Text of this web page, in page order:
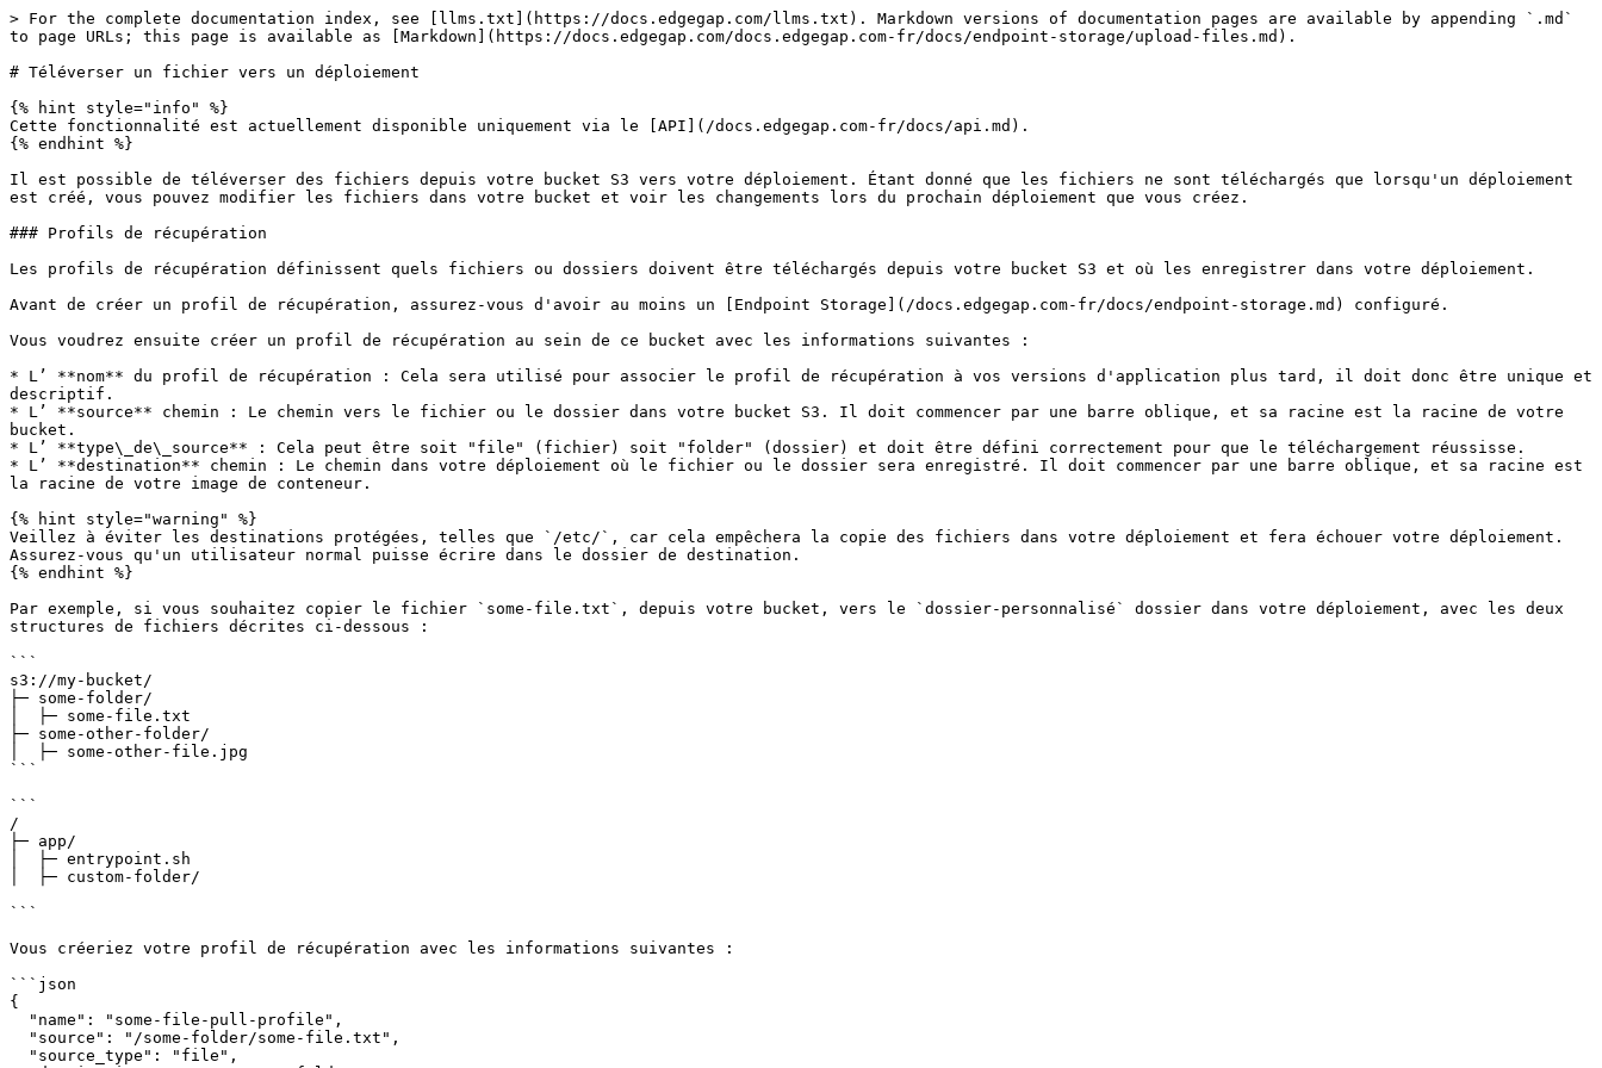
> For the complete documentation index, see [llms.txt](https://docs.edgegap.com/llms.txt). Markdown versions of documentation pages are available by appending `.md`
to page URLs; this page is available as [Markdown](https://docs.edgegap.com/docs.edgegap.com-fr/docs/endpoint-storage/upload-files.md).
# Téléverser un fichier vers un déploiement
{% hint style="info" %}
Cette fonctionnalité est actuellement disponible uniquement via le [API](/docs.edgegap.com-fr/docs/api.md).
{% endhint %}
Il est possible de téléverser des fichiers depuis votre bucket S3 vers votre déploiement. Étant donné que les fichiers ne sont téléchargés que lorsqu'un déploiement
est créé, vous pouvez modifier les fichiers dans votre bucket et voir les changements lors du prochain déploiement que vous créez.
### Profils de récupération
Les profils de récupération définissent quels fichiers ou dossiers doivent être téléchargés depuis votre bucket S3 et où les enregistrer dans votre déploiement.
Avant de créer un profil de récupération, assurez-vous d'avoir au moins un [Endpoint Storage](/docs.edgegap.com-fr/docs/endpoint-storage.md) configuré.
Vous voudrez ensuite créer un profil de récupération au sein de ce bucket avec les informations suivantes :
* L’ **nom** du profil de récupération : Cela sera utilisé pour associer le profil de récupération à vos versions d'application plus tard, il doit donc être unique et
descriptif.
* L’ **source** chemin : Le chemin vers le fichier ou le dossier dans votre bucket S3. Il doit commencer par une barre oblique, et sa racine est la racine de votre
bucket.
* L’ **type\_de\_source** : Cela peut être soit "file" (fichier) soit "folder" (dossier) et doit être défini correctement pour que le téléchargement réussisse.
* L’ **destination** chemin : Le chemin dans votre déploiement où le fichier ou le dossier sera enregistré. Il doit commencer par une barre oblique, et sa racine est
la racine de votre image de conteneur.
{% hint style="warning" %}
Veillez à éviter les destinations protégées, telles que `/etc/`, car cela empêchera la copie des fichiers dans votre déploiement et fera échouer votre déploiement.
Assurez-vous qu'un utilisateur normal puisse écrire dans le dossier de destination.
{% endhint %}
Par exemple, si vous souhaitez copier le fichier `some-file.txt`, depuis votre bucket, vers le `dossier-personnalisé` dossier dans votre déploiement, avec les deux
structures de fichiers décrites ci-dessous :
```
s3://my-bucket/
├─ some-folder/
│  ├─ some-file.txt
├─ some-other-folder/
│  ├─ some-other-file.jpg
```
```
/
├─ app/
│  ├─ entrypoint.sh
│  ├─ custom-folder/
```
Vous créeriez votre profil de récupération avec les informations suivantes :
```json
{